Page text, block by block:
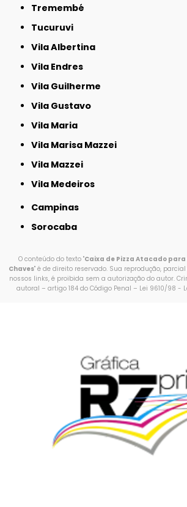
Tremembé
Tucuruvi
Vila Albertina
Vila Endres
Vila Guilherme
Vila Gustavo
Vila Maria
Vila Marisa Mazzei
Vila Mazzei
Vila Medeiros
Campinas
Sorocaba
O conteúdo do texto "Caixa de Pizza Atacado
Chaves" é de direito reservado. Sua reprodução,
nossos links, é proibida sem a autorização do autor.
autoral – artigo 184 do Código Penal – Lei 9610/98 -